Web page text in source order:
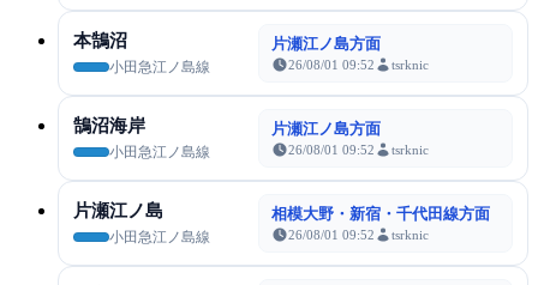
本鵠沼
小田急江ノ島線
片瀬江ノ島方面
26/08/01 09:52 tsrknic
鵠沼海岸
小田急江ノ島線
片瀬江ノ島方面
26/08/01 09:52 tsrknic
片瀬江ノ島
小田急江ノ島線
相模大野・新宿・千代田線方面
26/08/01 09:52 tsrknic